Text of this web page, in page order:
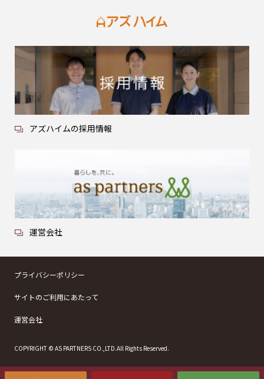
アズハイムの採用情報
運営会社
プライバシーポリシー
サイトのご利用にあたって
運営会社
COPYRIGHT © AS PARTNERS CO.,LTD.All Rights Reserved.